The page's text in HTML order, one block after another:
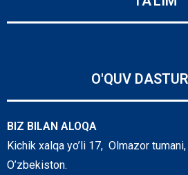
O'QUV
BIZ BILAN ALOQA
Kichik xalqa yo’li 17, Olmazor
O’zbekiston.